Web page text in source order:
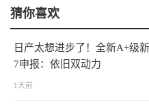
猜你喜欢
日产太想进步了！全新A+级
7申报：依旧双动力
1天前